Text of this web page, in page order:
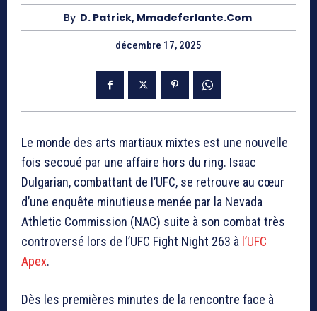
By D. Patrick, Mmadeferlante.com
décembre 17, 2025
Le monde des arts martiaux mixtes est une nouvelle
fois secoué par une affaire hors du ring. Isaac
Dulgarian, combattant de l’UFC, se retrouve au cœur
d’une enquête minutieuse menée par la Nevada
Athletic Commission (NAC) suite à son combat très
controversé lors de l’UFC Fight Night 263 à l’UFC
Apex.
Dès les premières minutes de la rencontre face à